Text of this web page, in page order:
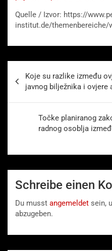
Quelle / Izvor: https://
institut.de/themenbereiche/
Koje su razlike između
javnog bilježnika i ovjere
Točke planiranog
radnog osoblja
Schreibe einen
Du musst angemeldet sein,
abzugeben.